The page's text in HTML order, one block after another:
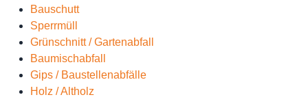
Bauschutt
Sperrmüll
Grünschnitt / Gartenabfall
Baumischabfall
Gips / Baustellenabfälle
Holz / Altholz